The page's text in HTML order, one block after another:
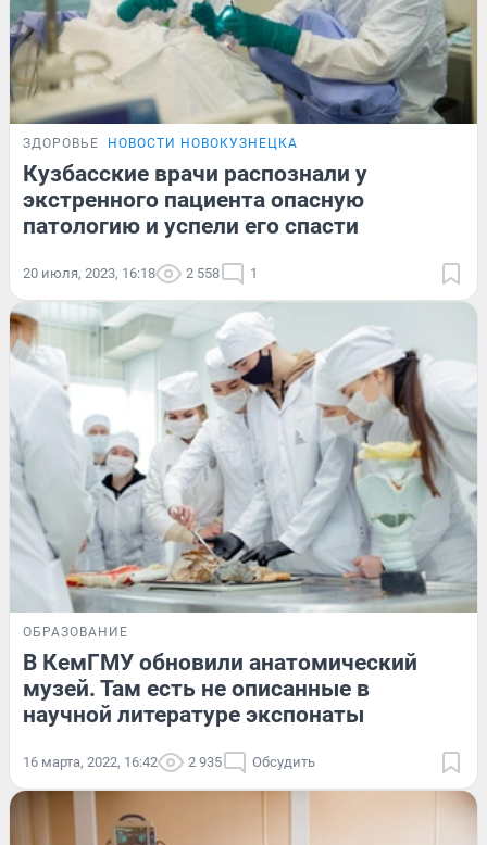
ЗДОРОВЬЕ НОВОСТИ НОВОКУЗНЕЦКА
Кузбасские врачи распознали у
экстренного пациента опасную
патологию и успели его спасти
20 июля, 2023, 16:18 2 558 1
ОБРАЗОВАНИЕ
В КемГМУ обновили анатомический
музей. Там есть не описанные в
научной литературе экспонаты
16 марта, 2022, 16:42 2 935 Обсудить